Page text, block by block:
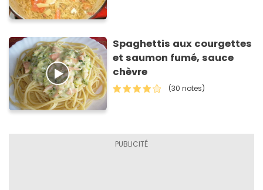
Spaghettis aux courgettes
et saumon fumé, sauce
chèvre
(30 notes)